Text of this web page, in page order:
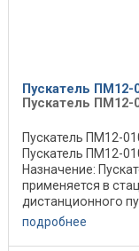
Пускатель ПМ12-
Пускатель ПМ12-
Пускатель ПМ12-
Пускатель ПМ12-
Назначение:
применяется в
дистанционного
к сети, ...
подробнее